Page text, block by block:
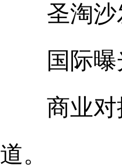
圣淘沙
国际曝光
商业对接
道。